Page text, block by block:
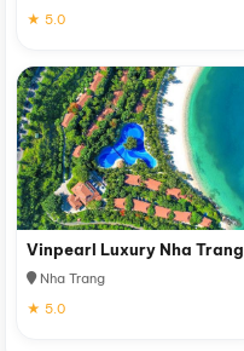
★ 5.0
Vinpearl Luxury Nha Trang
Nha Trang
★ 5.0